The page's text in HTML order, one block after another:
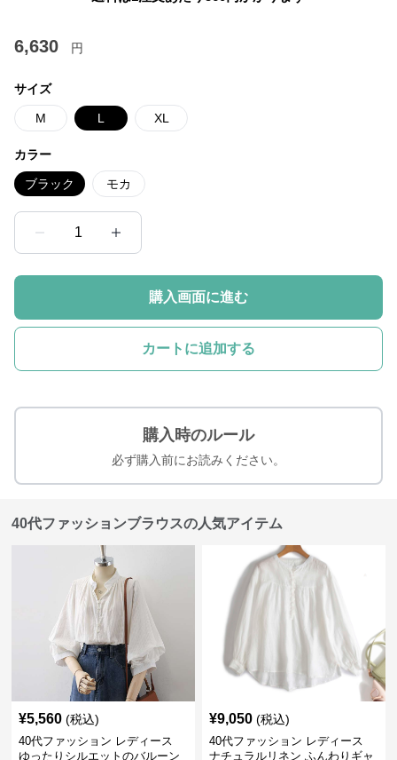
6,630 円
サイズ
M L XL
カラー
ブラック モカ
1
購入画面に進む
カートに追加する
購入時のルール
必ず購入前にお読みください。
40代ファッションブラウスの人気アイテム
¥5,560 (税込)
40代ファッション レディース
ゆったりシルエットのバルーン
¥9,050 (税込)
40代ファッション レディース
ナチュラルリネン ふんわりギャ